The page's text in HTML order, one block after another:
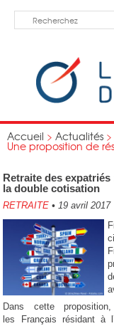
Accueil > Actualités >
Une proposition de
Retraite des
la double cotisation
RETRAITE • 19 avril 2017
Dans cette
les Français résidant à